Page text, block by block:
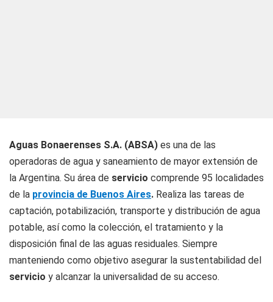
Aguas Bonaerenses S.A. (ABSA) es una de las
operadoras de agua y saneamiento de mayor extensión de
la Argentina. Su área de servicio comprende 95 localidades
de la provincia de Buenos Aires. Realiza las tareas de
captación, potabilización, transporte y distribución de agua
potable, así como la colección, el tratamiento y la
disposición final de las aguas residuales. Siempre
manteniendo como objetivo asegurar la sustentabilidad del
servicio y alcanzar la universalidad de su acceso.